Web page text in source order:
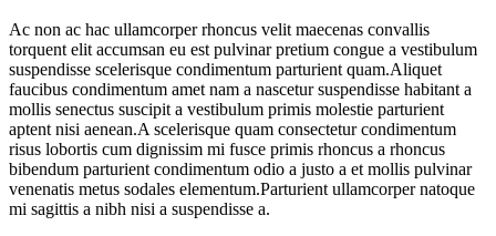
Ac non ac hac ullamcorper rhoncus velit maecenas convallis
torquent elit accumsan eu est pulvinar pretium congue a vestibulum
suspendisse scelerisque condimentum parturient quam.Aliquet
faucibus condimentum amet nam a nascetur suspendisse habitant a
mollis senectus suscipit a vestibulum primis molestie parturient
aptent nisi aenean.A scelerisque quam consectetur condimentum
risus lobortis cum dignissim mi fusce primis rhoncus a rhoncus
bibendum parturient condimentum odio a justo a et mollis pulvinar
venenatis metus sodales elementum.Parturient ullamcorper natoque
mi sagittis a nibh nisi a suspendisse a.